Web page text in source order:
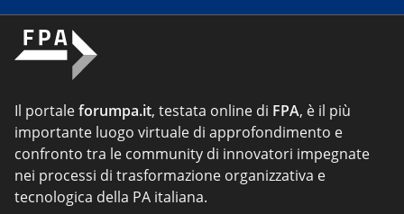
Il portaleforumpa.it, testata online di FPA, è il più
importante luogo virtuale di approfondimento e
confronto tra le community di innovatori impegnate
nei processi di trasformazione organizzativa e
tecnologica della PA italiana.